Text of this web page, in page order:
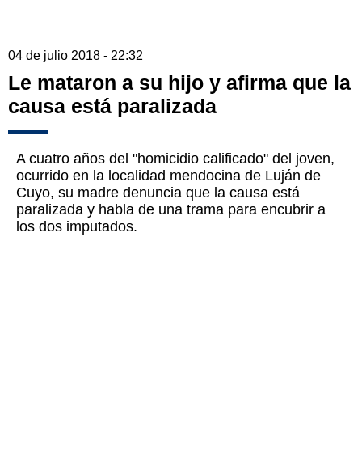
04 de julio 2018 - 22:32
Le mataron a su hijo y afirma que la
causa está paralizada
A cuatro años del "homicidio calificado" del joven,
ocurrido en la localidad mendocina de Luján de
Cuyo, su madre denuncia que la causa está
paralizada y habla de una trama para encubrir a
los dos imputados.